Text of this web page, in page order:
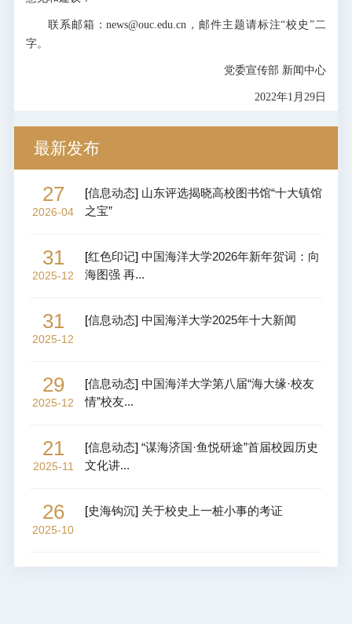
联系邮箱：news@ouc.edu.cn，邮件主题请标注“校史”二
字。
党委宣传部 新闻中心
2022年1月29日
最新发布
27
2026-04
[信息动态] 山东评选揭晓高校图书馆“十大镇馆
之宝”
31
2025-12
[红色印记] 中国海洋大学2026年新年贺词：向
海图强 再...
31
2025-12
[信息动态] 中国海洋大学2025年十大新闻
29
2025-12
[信息动态] 中国海洋大学第八届“海大缘·校友
情”校友...
21
2025-11
[信息动态] “谋海济国·鱼悦研途”首届校园历史
文化讲...
26
2025-10
[史海钩沉] 关于校史上一桩小事的考证